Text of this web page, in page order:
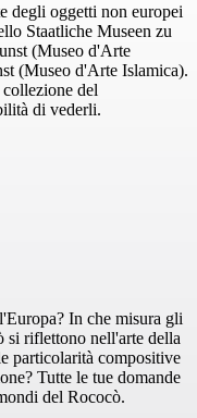
degli oggetti non europei
Staatliche Museen zu
(Museo d'Arte
(Museo d'Arte Islamica).
del
di vederli.
In che misura gli
si riflettono nell'arte della
particolarità compositive
Tutte le tue domande
del Rococò.